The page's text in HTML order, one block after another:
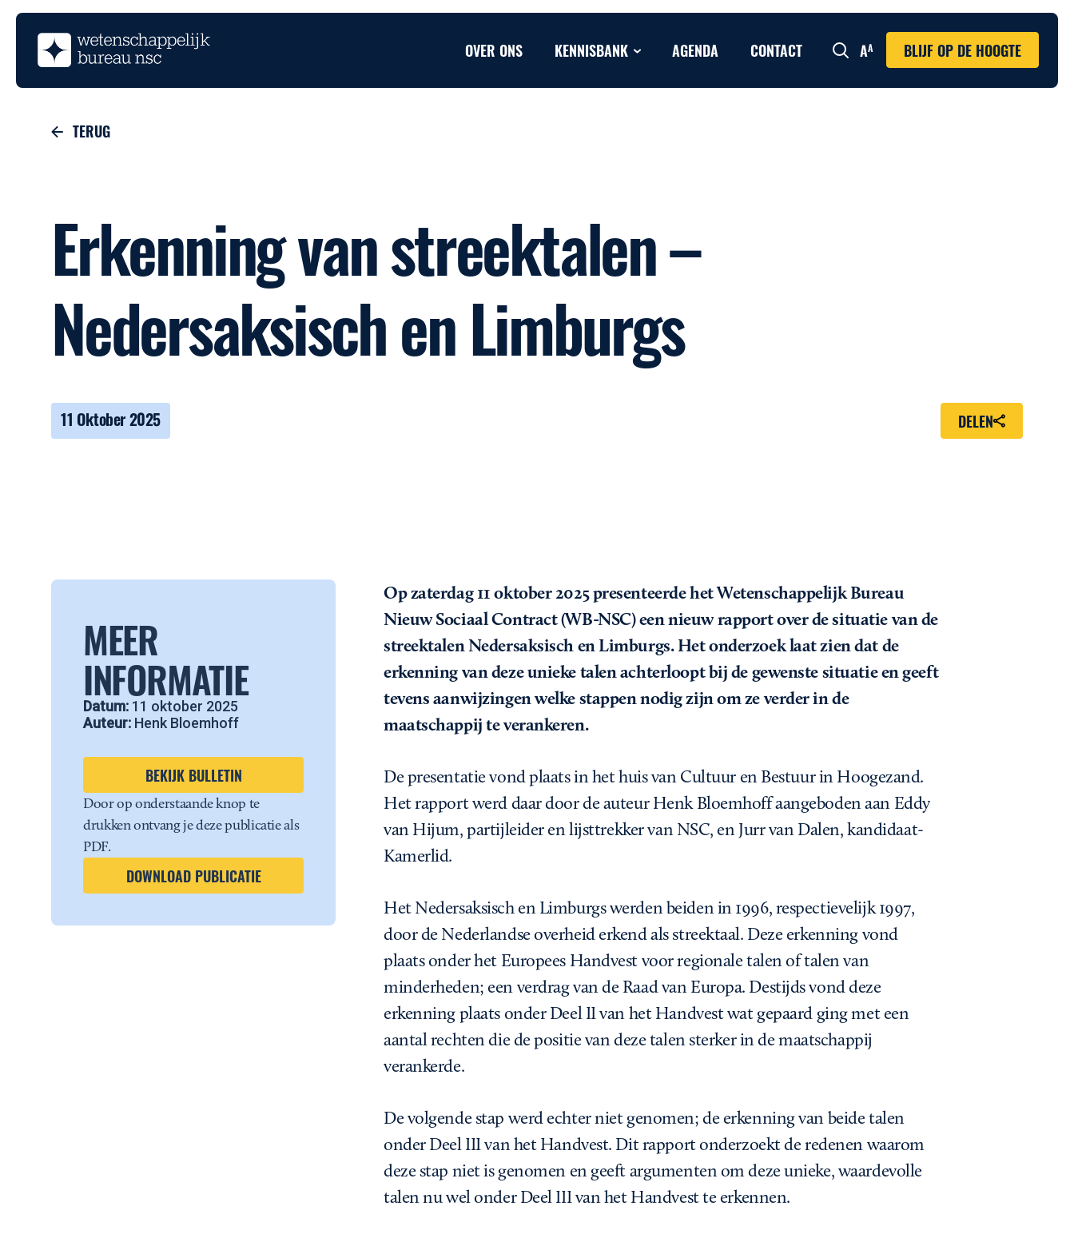
OVER ONS KENNISBANK AGENDA CONTACT Zoeken BLIJF OP DE HOOGTE
TERUG
Erkenning van streektalen –
Nedersaksisch en Limburgs
11 Oktober 2025 DELEN
MEER
INFORMATIE
Datum: 11 oktober 2025
Auteur: Henk Bloemhoff
BEKIJK BULLETIN
Door op onderstaande knop te
drukken ontvang je deze publicatie als
PDF.
DOWNLOAD PUBLICATIE
Op zaterdag 11 oktober 2025 presenteerde het Wetenschappelijk Bureau
Nieuw Sociaal Contract (WB-NSC) een nieuw rapport over de situatie van de
streektalen Nedersaksisch en Limburgs. Het onderzoek laat zien dat de
erkenning van deze unieke talen achterloopt bij de gewenste situatie en geeft
tevens aanwijzingen welke stappen nodig zijn om ze verder in de
maatschappij te verankeren.
De presentatie vond plaats in het huis van Cultuur en Bestuur in Hoogezand.
Het rapport werd daar door de auteur Henk Bloemhoff aangeboden aan Eddy
van Hijum, partijleider en lijsttrekker van NSC, en Jurr van Dalen, kandidaat-
Kamerlid.
Het Nedersaksisch en Limburgs werden beiden in 1996, respectievelijk 1997,
door de Nederlandse overheid erkend als streektaal. Deze erkenning vond
plaats onder het Europees Handvest voor regionale talen of talen van
minderheden; een verdrag van de Raad van Europa. Destijds vond deze
erkenning plaats onder Deel II van het Handvest wat gepaard ging met een
aantal rechten die de positie van deze talen sterker in de maatschappij
verankerde.
De volgende stap werd echter niet genomen; de erkenning van beide talen
onder Deel III van het Handvest. Dit rapport onderzoekt de redenen waarom
deze stap niet is genomen en geeft argumenten om deze unieke, waardevolle
talen nu wel onder Deel III van het Handvest te erkennen.